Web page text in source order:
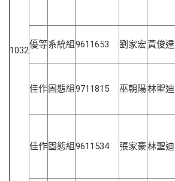
1032
優等系統組9611653 劉家宏黃俊達
佳作 固態組9711815 巫朝陽林聖迪
佳作 固態組9611534 張家豪林聖迪